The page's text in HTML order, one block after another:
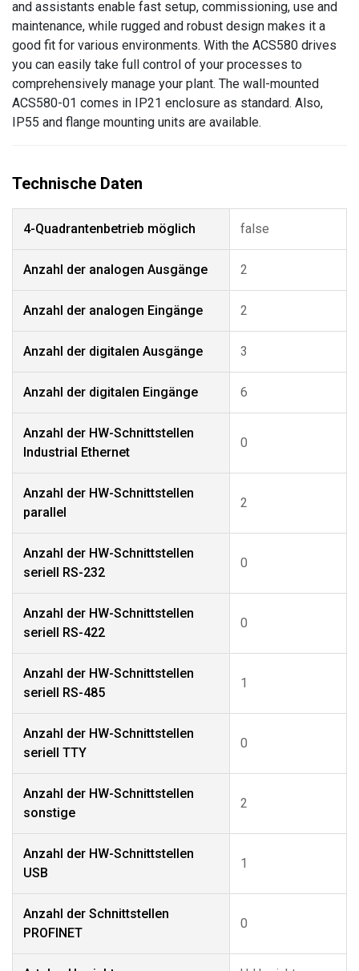
and assistants enable fast setup, commissioning, use and
maintenance, while rugged and robust design makes it a
good fit for various environments. With the ACS580 drives
you can easily take full control of your processes to
comprehensively manage your plant. The wall-mounted
ACS580-01 comes in IP21 enclosure as standard. Also,
IP55 and flange mounting units are available.
4-Quadrantenbetrieb möglich false
Anzahl der analogen Ausgänge 2
Anzahl der analogen Eingänge 2
Anzahl der digitalen Ausgänge 3
Anzahl der digitalen Eingänge 6
Anzahl der HW-Schnittstellen
Industrial Ethernet
0
Anzahl der HW-Schnittstellen
parallel
2
Anzahl der HW-Schnittstellen
seriell RS-232
0
Anzahl der HW-Schnittstellen
seriell RS-422
0
Anzahl der HW-Schnittstellen
seriell RS-485
1
Anzahl der HW-Schnittstellen
seriell TTY
0
Anzahl der HW-Schnittstellen
sonstige
2
Anzahl der HW-Schnittstellen
USB
1
Anzahl der Schnittstellen
PROFINET
0